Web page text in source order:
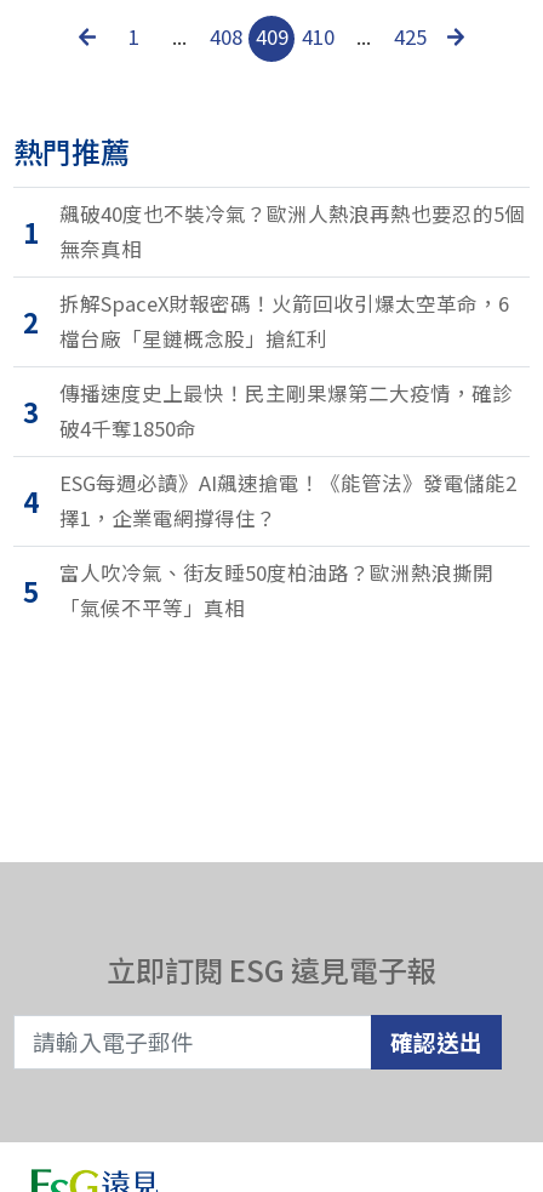
1 ... 408 409 410 ... 425
熱門推薦
1
飆破40度也不裝冷氣？歐洲人熱浪再熱也要忍的5個
無奈真相
2
拆解SpaceX財報密碼！火箭回收引爆太空革命，6
檔台廠「星鏈概念股」搶紅利
3
傳播速度史上最快！民主剛果爆第二大疫情，確診
破4千奪1850命
4
ESG每週必讀》AI飆速搶電！《能管法》發電儲能2
擇1，企業電網撐得住？
5
富人吹冷氣、街友睡50度柏油路？歐洲熱浪撕開
「氣候不平等」真相
立即訂閱 ESG 遠見電子報
確認送出